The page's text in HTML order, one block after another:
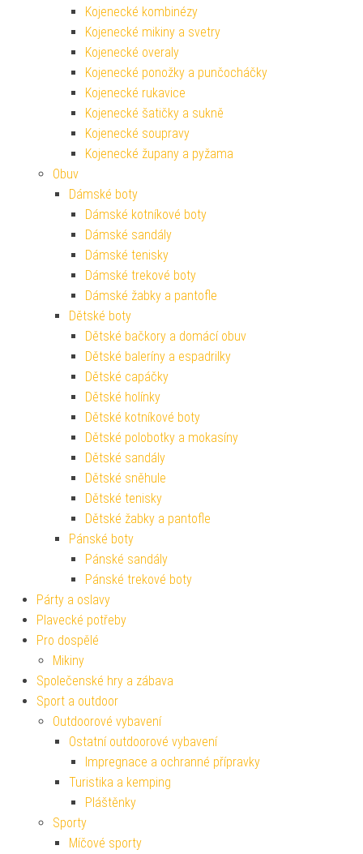
Kojenecké kombinézy
Kojenecké mikiny a svetry
Kojenecké overaly
Kojenecké ponožky a punčocháčky
Kojenecké rukavice
Kojenecké šatičky a sukně
Kojenecké soupravy
Kojenecké župany a pyžama
Obuv
Dámské boty
Dámské kotníkové boty
Dámské sandály
Dámské tenisky
Dámské trekové boty
Dámské žabky a pantofle
Dětské boty
Dětské bačkory a domácí obuv
Dětské baleríny a espadrilky
Dětské capáčky
Dětské holínky
Dětské kotníkové boty
Dětské polobotky a mokasíny
Dětské sandály
Dětské sněhule
Dětské tenisky
Dětské žabky a pantofle
Pánské boty
Pánské sandály
Pánské trekové boty
Párty a oslavy
Plavecké potřeby
Pro dospělé
Mikiny
Společenské hry a zábava
Sport a outdoor
Outdoorové vybavení
Ostatní outdoorové vybavení
Impregnace a ochranné přípravky
Turistika a kemping
Pláštěnky
Sporty
Míčové sporty